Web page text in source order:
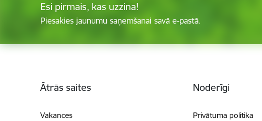
Esi pirmais, kas uzzina!
Piesakies jaunumu saņemšanai savā e-pastā.
Ātrās saites
Vakances
Noderīgi
Privātuma politika